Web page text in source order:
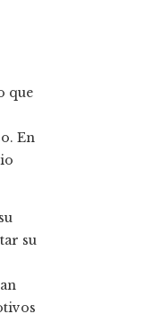
que
En
su